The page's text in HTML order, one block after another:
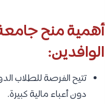
أهمية منح
الوافدين:
تتيح الفرصة للطلاب
دون أعباء مالية كبيرة.